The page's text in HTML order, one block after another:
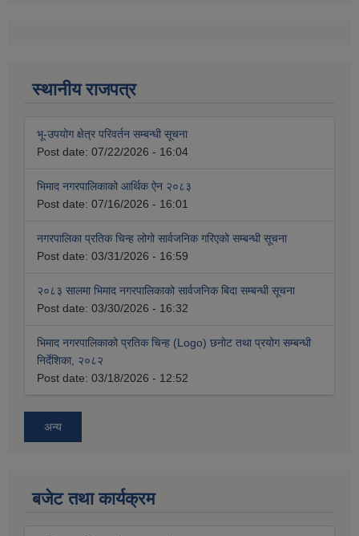
स्थानीय राजपत्र
भू-उपयोग क्षेत्र परिवर्तन सम्बन्धी सूचना
Post date: 07/22/2026 - 16:04
भिमाद नगरपालिकाको आर्थिक ऐन २०८३
Post date: 07/16/2026 - 16:01
नगरपालिका प्रतिक चिन्ह लोगो सार्वजनिक गरिएको सम्बन्धी सूचना
Post date: 03/31/2026 - 16:59
२०८३ सालमा भिमाद नगरपालिकाको सार्वजनिक बिदा सम्बन्धी सूचना
Post date: 03/30/2026 - 16:32
भिमाद नगरपालिकाको प्रतिक चिन्ह (Logo) छनोट तथा प्रयोग सम्बन्धी
निर्देशिका, २०८२
Post date: 03/18/2026 - 12:52
अन्य
बजेट तथा कार्यक्रम